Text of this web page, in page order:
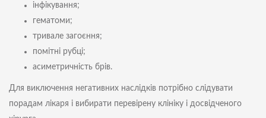
інфікування;
гематоми;
тривале загоєння;
помітні рубці;
асиметричність брів.
Для виключення негативних наслідків потрібно слідувати
порадам лікаря і вибирати перевірену клініку і досвідченого